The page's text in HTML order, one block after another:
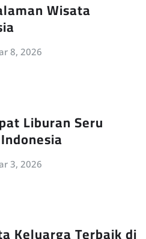
Wisata
8, 2026
Liburan Seru
3, 2026